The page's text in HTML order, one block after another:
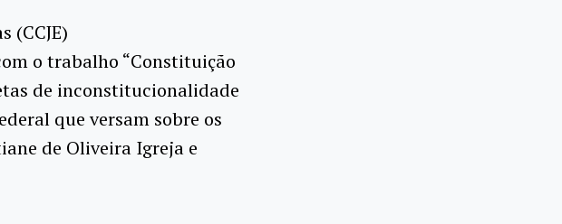
(CCJE)
o trabalho “Constituição
de inconstitucionalidade
que versam sobre os
de Oliveira Igreja e